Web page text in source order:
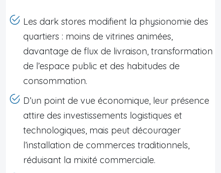
Les dark stores modifient la physionomie des
quartiers : moins de vitrines animées,
davantage de flux de livraison, transformation
de l’espace public et des habitudes de
consommation.
D’un point de vue économique, leur présence
attire des investissements logistiques et
technologiques, mais peut décourager
l’installation de commerces traditionnels,
réduisant la mixité commerciale.